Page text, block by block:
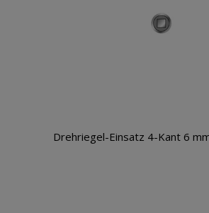
Warenkorb
Drehriegel-Einsatz 4-Kant 6